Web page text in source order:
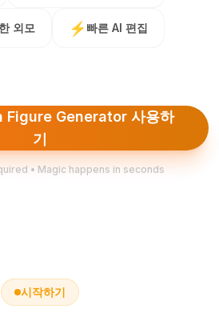
외모 ⚡ 빠른 AI 편집
Figure Generator 사용하
기
• Magic happens in seconds
시작하기